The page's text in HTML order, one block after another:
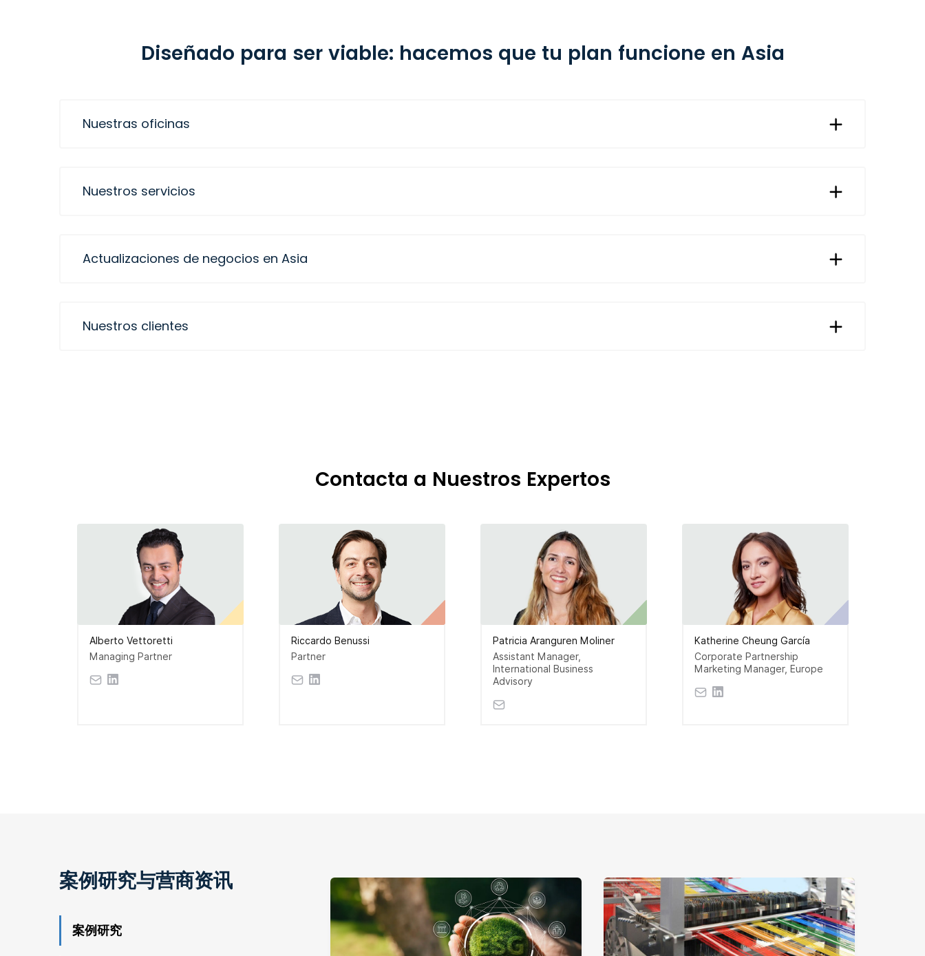
Diseñado para ser viable: hacemos que tu plan funcione en Asia
Nuestras oficinas
Nuestros servicios
Actualizaciones de negocios en Asia
Nuestros clientes
Contacta a Nuestros Expertos
Alberto Vettoretti
Managing Partner
Riccardo Benussi
Partner
Patricia Aranguren Moliner
Assistant Manager,
International Business
Advisory
Katherine Cheung García
Corporate Partnership
Marketing Manager, Europe
案例研究与营商资讯
案例研究